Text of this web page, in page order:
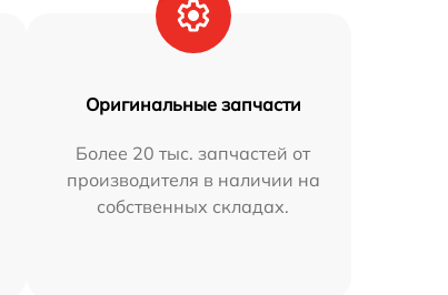
Оригинальные запчасти
Более 20 тыс. запчастей от
производителя в наличии на
собственных складах.